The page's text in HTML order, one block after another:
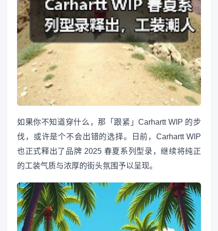
如果你不知道穿什么，那「跟紧」Carhartt WIP 的步
伐，或许是个不会出错的选择。日前，Carhartt WIP
也正式释出了品牌 2025 春夏系列型录，继续将纯正
的工装气质与浓厚的街头氛围予以呈现。